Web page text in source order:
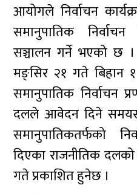
आयोगले निर्वाचन
समानुपातिक निर्वाचन
सञ्चालन गर्ने भएको छ
मङ्सिर २१ गते बिहान
समानुपातिक निर्वाचन
दलले आवेदन दिने
समानुपातिकतर्फको
दिएका राजनीतिक
गते प्रकाशित हुनेछ ।